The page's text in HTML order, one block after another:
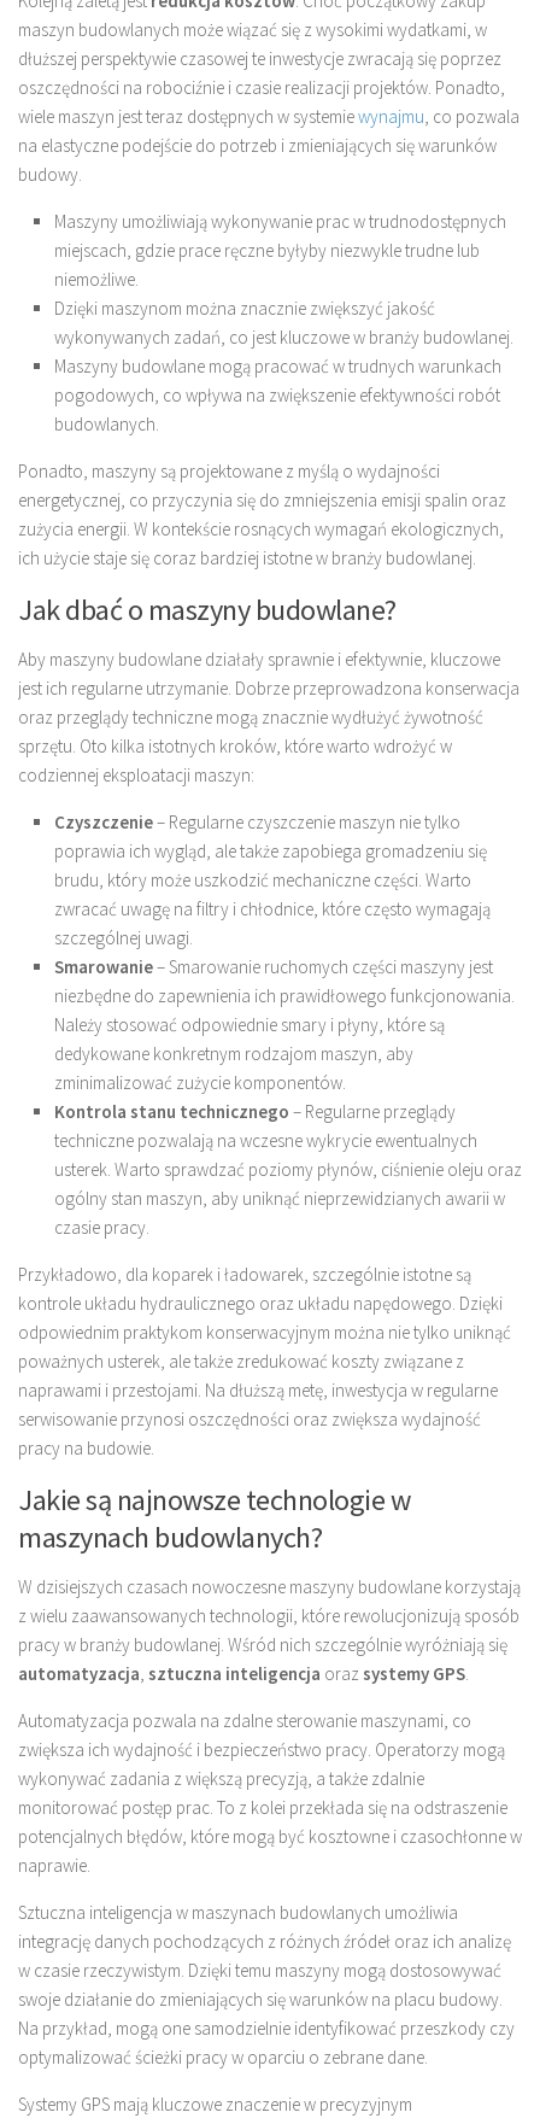
maszyn budowlanych może wiązać się z wysokimi wydatkami, w
dłuższej perspektywie czasowej te inwestycje zwracają się poprzez
oszczędności na robociźnie i czasie realizacji projektów. Ponadto,
wiele maszyn jest teraz dostępnych w systemiewynajmu, co pozwala
na elastyczne podejście do potrzeb i zmieniających się warunków
budowy.
Maszyny umożliwiają wykonywanie prac w trudnodostępnych
miejscach, gdzie prace ręczne byłyby niezwykle trudne lub
niemożliwe.
Dzięki maszynom można znacznie zwiększyć jakość
wykonywanych zadań, co jest kluczowe w branży budowlanej.
Maszyny budowlane mogą pracować w trudnych warunkach
pogodowych, co wpływa na zwiększenie efektywności robót
budowlanych.
Ponadto, maszyny są projektowane z myślą o wydajności
energetycznej, co przyczynia się do zmniejszenia emisji spalin oraz
zużycia energii. W kontekście rosnących wymagań ekologicznych,
ich użycie staje się coraz bardziej istotne w branży budowlanej.
Jak dbać o maszyny budowlane?
Aby maszyny budowlane działały sprawnie i efektywnie, kluczowe
jest ich regularne utrzymanie. Dobrze przeprowadzona konserwacja
oraz przeglądy techniczne mogą znacznie wydłużyć żywotność
sprzętu. Oto kilka istotnych kroków, które warto wdrożyć w
codziennej eksploatacji maszyn:
Czyszczenie– Regularne czyszczenie maszyn nie tylko
poprawia ich wygląd, ale także zapobiega gromadzeniu się
brudu, który może uszkodzić mechaniczne części. Warto
zwracać uwagę na filtry i chłodnice, które często wymagają
szczególnej uwagi.
Smarowanie– Smarowanie ruchomych części maszyny jest
niezbędne do zapewnienia ich prawidłowego funkcjonowania.
Należy stosować odpowiednie smary i płyny, które są
dedykowane konkretnym rodzajom maszyn, aby
zminimalizować zużycie komponentów.
Kontrola stanu technicznego – Regularne przeglądy
techniczne pozwalają na wczesne wykrycie ewentualnych
usterek. Warto sprawdzać poziomy płynów, ciśnienie oleju oraz
ogólny stan maszyn, aby uniknąć nieprzewidzianych awarii w
czasie pracy.
Przykładowo, dla koparek i ładowarek, szczególnie istotne są
kontrole układu hydraulicznego oraz układu napędowego. Dzięki
odpowiednim praktykom konserwacyjnym można nie tylko uniknąć
poważnych usterek, ale także zredukować koszty związane z
naprawami i przestojami. Na dłuższą metę, inwestycja w regularne
serwisowanie przynosi oszczędności oraz zwiększa wydajność
pracy na budowie.
Jakie są najnowsze technologie w
maszynach budowlanych?
W dzisiejszych czasach nowoczesne maszyny budowlane korzystają
z wielu zaawansowanych technologii, które rewolucjonizują sposób
pracy w branży budowlanej. Wśród nich szczególnie wyróżniają się
automatyzacja, sztuczna inteligencja oraz systemy GPS.
Automatyzacja pozwala na zdalne sterowanie maszynami, co
zwiększa ich wydajność i bezpieczeństwo pracy. Operatorzy mogą
wykonywać zadania z większą precyzją, a także zdalnie
monitorować postęp prac. To z kolei przekłada się na odstraszenie
potencjalnych błędów, które mogą być kosztowne i czasochłonne w
naprawie.
Sztuczna inteligencja w maszynach budowlanych umożliwia
integrację danych pochodzących z różnych źródeł oraz ich analizę
w czasie rzeczywistym. Dzięki temu maszyny mogą dostosowywać
swoje działanie do zmieniających się warunków na placu budowy.
Na przykład, mogą one samodzielnie identyfikować przeszkody czy
optymalizować ścieżki pracy w oparciu o zebrane dane.
Systemy GPS mają kluczowe znaczenie w precyzyjnym